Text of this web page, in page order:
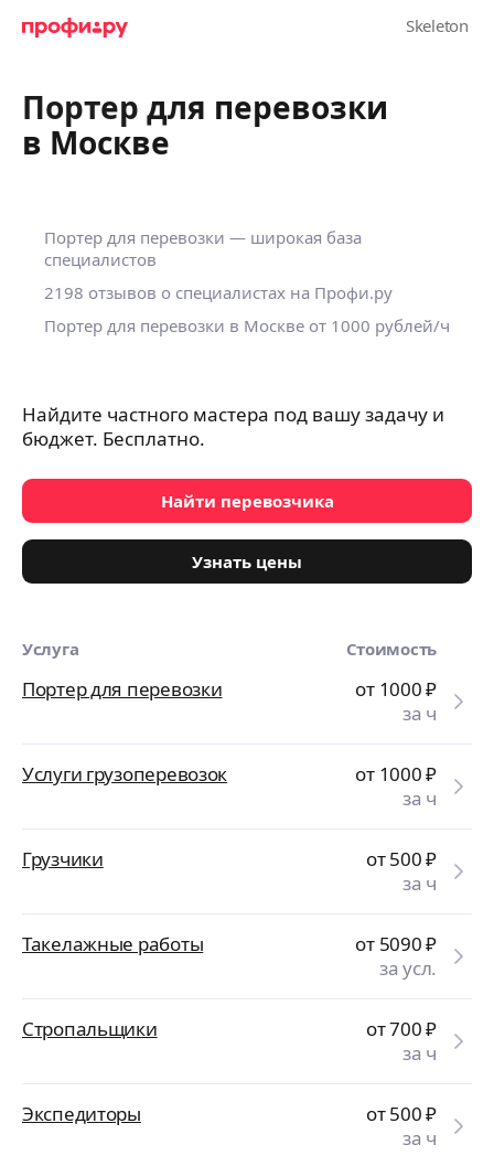
Портер для перевозки
в Москве
Портер для перевозки — широкая база
специалистов
2198 отзывов о специалистах на Профи.ру
Портер для перевозки в Москве от 1000 рублей/ч
Найдите частного мастера под вашу задачу и
бюджет. Бесплатно.
Найти перевозчика
Узнать цены
Услуга Стоимость
Портер для перевозки от 1000₽
за ч
Услуги грузоперевозок от 1000₽
за ч
Грузчики от 500₽
за ч
Такелажные работы от 5090₽
за усл.
Стропальщики от 700₽
за ч
Экспедиторы от 500₽
за ч